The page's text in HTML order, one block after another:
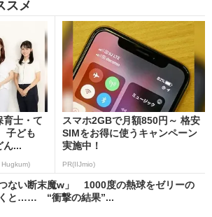
スメ
育士・て
子ども
ん...
Hugkum)
スマホ2GBで月額850円～ 格安
SIMをお得に使うキャンペーン
実施中！
PR(IIJmio)
つない断末魔w」 1000度の熱球をゼリーの
と…… “衝撃の結果”...